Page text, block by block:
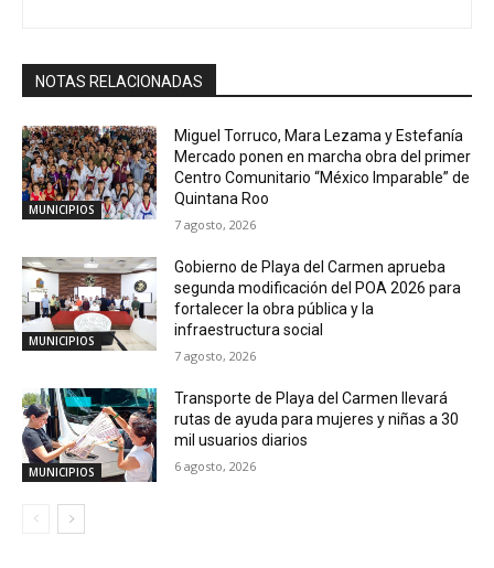
NOTAS RELACIONADAS
MUNICIPIOS
Miguel Torruco, Mara Lezama y Estefanía
Mercado ponen en marcha obra del primer
Centro Comunitario “México Imparable” de
Quintana Roo
7 agosto, 2026
MUNICIPIOS
Gobierno de Playa del Carmen aprueba
segunda modificación del POA 2026 para
fortalecer la obra pública y la
infraestructura social
7 agosto, 2026
MUNICIPIOS
Transporte de Playa del Carmen llevará
rutas de ayuda para mujeres y niñas a 30
mil usuarios diarios
6 agosto, 2026